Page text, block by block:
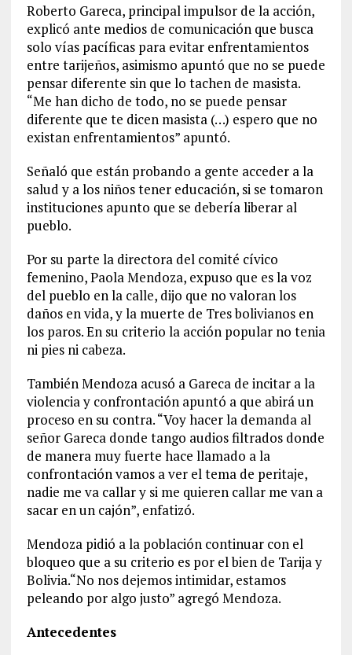
Roberto Gareca, principal impulsor de la acción,
explicó ante medios de comunicación que busca
solo vías pacíficas para evitar enfrentamientos
entre tarijeños, asimismo apuntó que no se puede
pensar diferente sin que lo tachen de masista.
“Me han dicho de todo, no se puede pensar
diferente que te dicen masista (…) espero que no
existan enfrentamientos” apuntó.
Señaló que están probando a gente acceder a la
salud y a los niños tener educación, si se tomaron
instituciones apunto que se debería liberar al
pueblo.
Por su parte la directora del comité cívico
femenino, Paola Mendoza, expuso que es la voz
del pueblo en la calle, dijo que no valoran los
daños en vida, y la muerte de Tres bolivianos en
los paros. En su criterio la acción popular no tenia
ni pies ni cabeza.
También Mendoza acusó a Gareca de incitar a la
violencia y confrontación apuntó a que abirá un
proceso en su contra. “Voy hacer la demanda al
señor Gareca donde tango audios filtrados donde
de manera muy fuerte hace llamado a la
confrontación vamos a ver el tema de peritaje,
nadie me va callar y si me quieren callar me van a
sacar en un cajón”, enfatizó.
Mendoza pidió a la población continuar con el
bloqueo que a su criterio es por el bien de Tarija y
Bolivia.“No nos dejemos intimidar, estamos
peleando por algo justo” agregó Mendoza.
Antecedentes